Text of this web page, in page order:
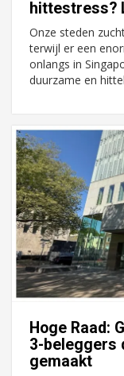
hittestress?
Onze steden
terwijl er een
onlangs in
duurzame en
Hoge Raad:
3-beleggers
gemaakt
17 september 2026
8 september 2026
6 oktober 2026